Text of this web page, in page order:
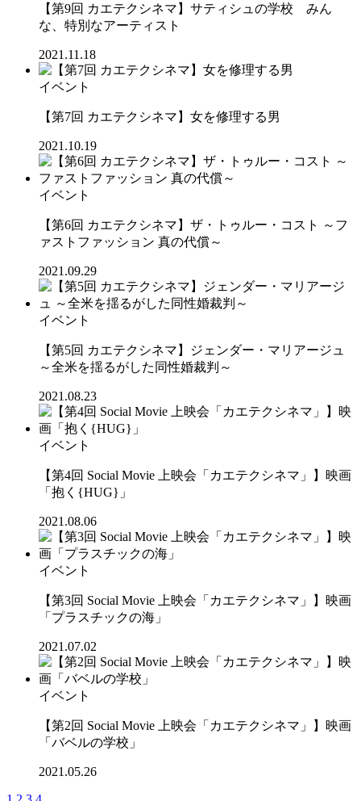
【第9回 カエテクシネマ】サティシュの学校 みん
な、特別なアーティスト
2021.11.18
イベント
【第7回 カエテクシネマ】女を修理する男
2021.10.19
イベント
【第6回 カエテクシネマ】ザ・トゥルー・コスト ～フ
ァストファッション 真の代償～
2021.09.29
イベント
【第5回 カエテクシネマ】ジェンダー・マリアージュ
～全米を揺るがした同性婚裁判～
2021.08.23
イベント
【第4回 Social Movie 上映会「カエテクシネマ」】映画
「抱く{HUG}」
2021.08.06
イベント
【第3回 Social Movie 上映会「カエテクシネマ」】映画
「プラスチックの海」
2021.07.02
イベント
【第2回 Social Movie 上映会「カエテクシネマ」】映画
「バベルの学校」
2021.05.26